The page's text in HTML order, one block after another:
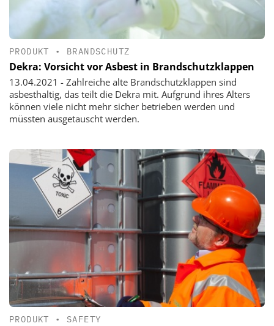
PRODUKT • BRANDSCHUTZ
Dekra: Vorsicht vor Asbest in Brandschutzklappen
13.04.2021 - Zahlreiche alte Brandschutzklappen sind
asbesthaltig, das teilt die Dekra mit. Aufgrund ihres Alters
können viele nicht mehr sicher betrieben werden und
müssten ausgetauscht werden.
PRODUKT • SAFETY